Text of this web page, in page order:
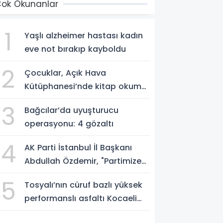
Okunanlar
1
Yaşlı alzheimer hastası kadın
eve not bırakıp kayboldu
2
Çocuklar, Açık Hava
Kütüphanesi’nde kitap okuma
3
Bağcılar’da uyuşturucu
operasyonu: 4 gözaltı
4
AK Parti İstanbul İl Başkanı
Abdullah Özdemir, "Partimize
değil, Türkiye’nin büyümesidir"
5
Tosyalı’nın cüruf bazlı yüksek
performanslı asfaltı Kocaeli